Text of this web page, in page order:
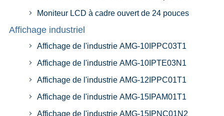
Moniteur LCD à cadre ouvert de 24 pouces
Affichage industriel
Affichage de l'industrie AMG-10IPPC03T1
Affichage de l'industrie AMG-10IPTE03N1
Affichage de l'industrie AMG-12IPPC01T1
Affichage de l'industrie AMG-15IPAM01T1
Affichage de l'industrie AMG-15IPNC01N2